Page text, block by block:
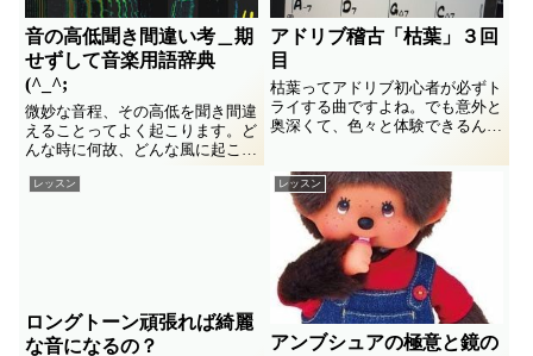
音の高低聞き間違い考＿期
せずして音楽用語辞典
(^_^;
微妙な音程、その高低を聞き間違
えることってよく起こります。ど
んな時に何故、どんな風に起こる
の？ 体験からの気づきのメモ書
き。合奏中の迷いやイライラの素
アドリブ稽古「枯葉」３回
目
枯葉ってアドリブ初心者が必ずト
ライする曲ですよね。でも意外と
奥深くて、色々と体験できるんで
げる入口と思って覗いてみません
か？＿の３回目。
レッスン
ロングトーン頑張れば綺麗
な音になるの？
レッスン
アンブシュアの極意と鏡の